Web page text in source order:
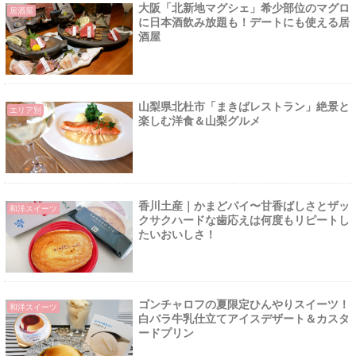
居酒屋
大阪「北新地マグシェ」希少部位のマグロ
に日本酒飲み放題も！デートにも使える居
酒屋
エリア別
山梨県北杜市「まきばレストラン」絶景と
楽しむ洋食＆山梨グルメ
和洋スイーツ
香川土産｜かまどパイ〜甘香ばしさとザッ
クサクハードな歯応えは何度もリピートし
たいおいしさ！
和洋スイーツ
ゴンチャロフの夏限定ひんやりスイーツ！
白バラ牛乳仕立てアイスデザート＆カスタ
ードプリン